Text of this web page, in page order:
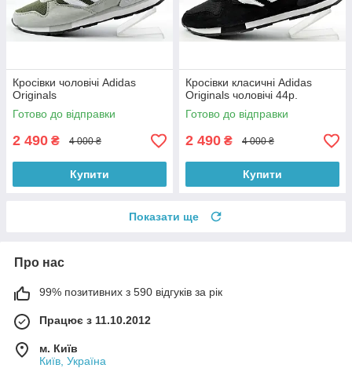
Кросівки чоловічі Adidas
Originals
Готово до відправки
2 490 ₴ 4 000 ₴
Купити
Кросівки класичні Adidas
Originals чоловічі 44р.
Готово до відправки
2 490 ₴ 4 000 ₴
Купити
Показати ще
Про нас
99% позитивних з 590 відгуків за рік
Працює з 11.10.2012
м. Київ
Київ, Україна